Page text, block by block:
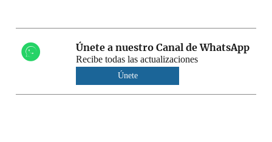
Únete a nuestro Canal de WhatsApp
Recibe todas las actualizaciones
Únete